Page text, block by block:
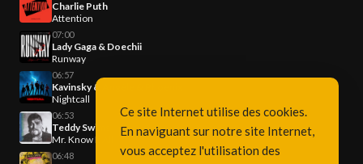
Charlie Puth
Attention
07:00
Lady Gaga & Doechii
Runway
06:57
Kavinsky & Angèle & Phoenix
Nightcall
06:53
Teddy Swims
Mr. Know It All
06:48
Ce site Internet utilise des cookies.
En naviguant sur notre site Internet,
vous acceptez l'utilisation des